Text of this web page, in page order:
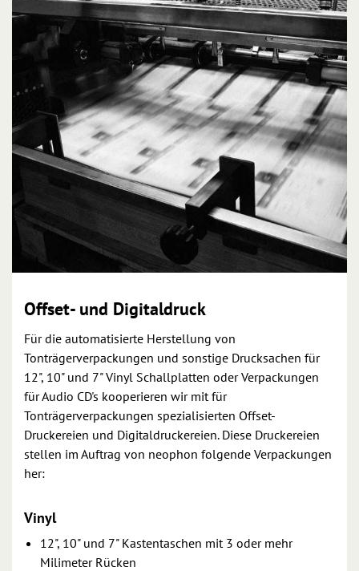
Offset- und Digitaldruck
Für die automatisierte Herstellung von
Tonträgerverpackungen und sonstige Drucksachen für
12", 10" und 7" Vinyl Schallplatten oder Verpackungen
für Audio CD's kooperieren wir mit für
Tonträgerverpackungen spezialisierten Offset-
Druckereien und Digitaldruckereien. Diese Druckereien
stellen im Auftrag von neophon folgende Verpackungen
her:
Vinyl
12", 10" und 7" Kastentaschen mit 3 oder mehr
Milimeter Rücken